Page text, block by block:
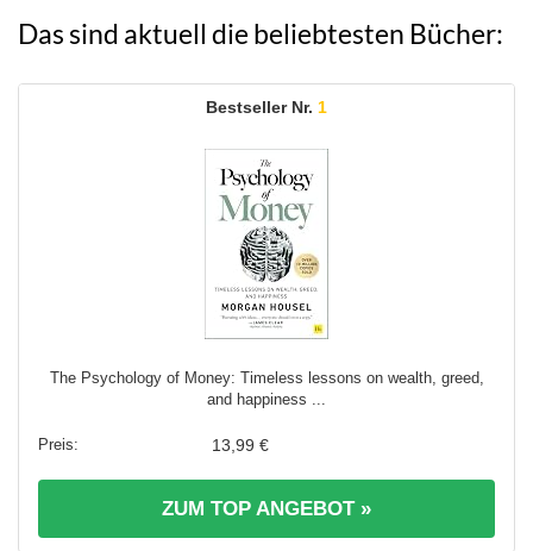
Das sind aktuell die beliebtesten Bücher:
1
The Psychology of Money: Timeless lessons on wealth, greed,
and happiness ...
13,99 €
ZUM TOP ANGEBOT »